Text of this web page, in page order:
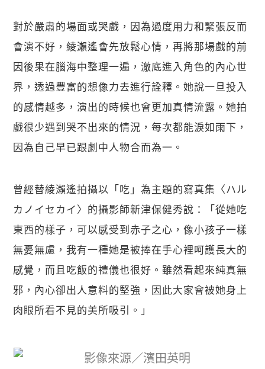
對於嚴肅的場面或哭戲，因為過度用力和緊張反而
會演不好，綾瀨遙會先放鬆心情，再將那場戲的前
因後果在腦海中整理一遍，澈底進入角色的內心世
界，透過豐富的想像力去進行詮釋。她說一旦投入
的感情越多，演出的時候也會更加真情流露。她拍
戲很少遇到哭不出來的情況，每次都能淚如雨下，
因為自己早已跟劇中人物合而為一。
曾經替綾瀨遙拍攝以「吃」為主題的寫真集〈ハル
カノイセカイ〉的攝影師新津保健秀說：「從她吃
東西的樣子，可以感受到赤子之心，像小孩子一樣
無憂無慮，我有一種她是被捧在手心裡呵護長大的
感覺，而且吃飯的禮儀也很好。雖然看起來純真無
邪，內心卻出人意料的堅強，因此大家會被她身上
肉眼所看不見的美所吸引。」